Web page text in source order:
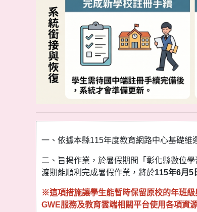
一、依據本縣115年度教育網路中心基礎維
二、旨揭作業，於暑假期間「彰化縣數位
渡期能順利完成暑假作業，將於115年6月5
※這項措施讓學生能暫時保留原校的年班
GWE服務及教育雲端相關平台使用各項資